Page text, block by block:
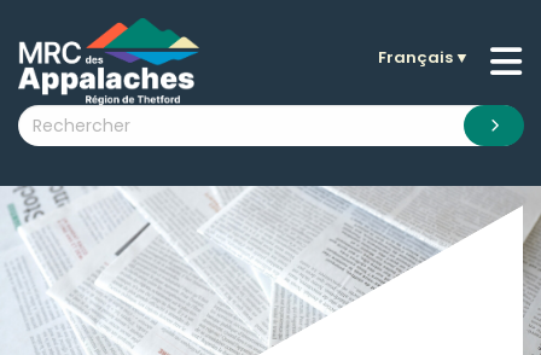
submenu (La MRC )
submenu (Citoyens )
submenu (Visiteurs )
submenu (Nouvelles )
submenu (Documentation )
Français▼